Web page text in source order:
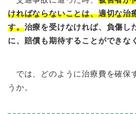
ければならないことは、適切な治
す。治療を受けなければ、負傷し
に、賠償も期待することができな
では、どのように治療費を確保
うか。